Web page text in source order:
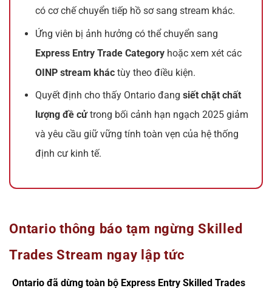
có cơ chế chuyển tiếp hồ sơ sang stream khác.
Ứng viên bị ảnh hưởng có thể chuyển sang
Express Entry Trade Category hoặc xem xét các
OINP stream khác tùy theo điều kiện.
Quyết định cho thấy Ontario đangsiết chặt chất
lượng đề cửtrong bối cảnh hạn ngạch 2025 giảm
và yêu cầu giữ vững tính toàn vẹn của hệ thống
định cư kinh tế.
Ontario thông báo tạm ngừng Skilled
Trades Stream ngay lập tức
Ontario đã dừng toàn bộ Express Entry Skilled Trades